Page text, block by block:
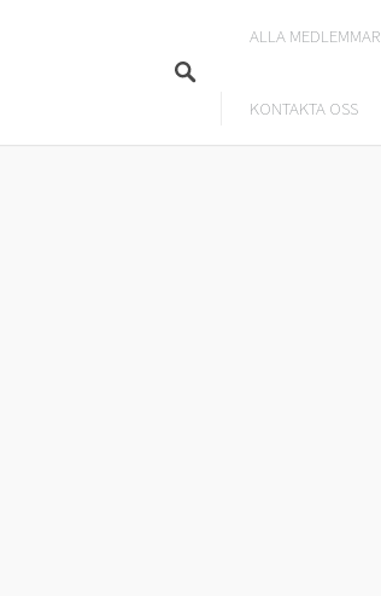
ALLA MEDLEMMAR
KONTAKTA OSS